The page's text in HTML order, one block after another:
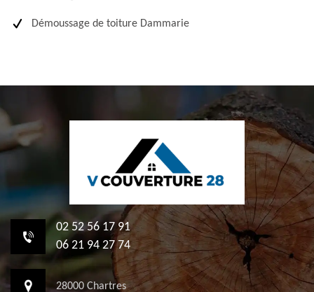
Démoussage de toiture Dammarie
02 52 56 17 91
06 21 94 27 74
28000 Chartres